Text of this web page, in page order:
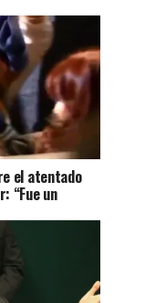
el atentado
“Fue un